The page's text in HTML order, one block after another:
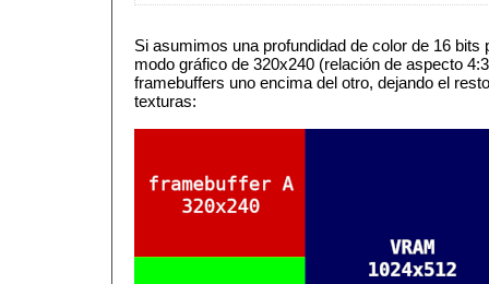
Si asumimos una profundidad de color de 16
modo gráfico de 320x240 (relación de aspecto
framebuffers uno encima del otro, dejando el
texturas: